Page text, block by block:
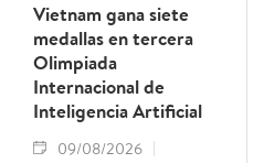
Vietnam gana siete
medallas en tercera
Olimpiada
Internacional de
Inteligencia Artificial
09/08/2026